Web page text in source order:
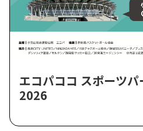
エコパココ スポーツパ
2026